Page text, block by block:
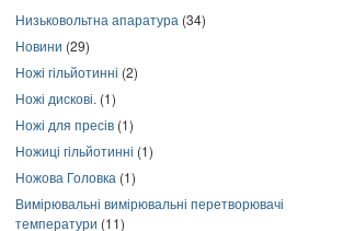
Низьковольтна апаратура (34)
Новини (29)
Ножі гільйотинні (2)
Ножі дискові. (1)
Ножі для пресів (1)
Ножиці гільйотинні (1)
Ножова Головка (1)
Вимірювальні вимірювальні перетворювачі
температури (11)